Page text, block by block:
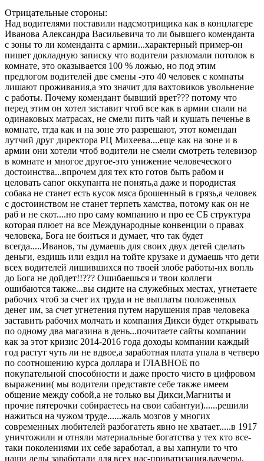
Отрицательные стороны:
Над водителями поставили надсмотрищика как в концлагере
Иванова Александра Васильевича то ли бывшего коменданта
с зоны то ли коменданта с армии...характерный пример-он
пишет докладную записку что водители разломали потолок в
комнате, это оказывается 100 % ложью, но под этим
предлогом водителей две смены -это 40 человек с комнаты
лишают проживания,а это значит для вахтовиков увольнение
с работы. Почему комендант бывший врет??? потому что
перед этим он хотел заставит чтоб все как в армии спали на
одинаковых матрасах, не смели пить чай и кушать печенье в
комнате, тгда как и на зоне это разрешают, этот комендан
лутчий друг директора РЦ Михеева....еще как на зоне и в
армии они хотели чтоб водители не смели смотреть телевизор
в комнате и многое другое-это унижение человеческого
достоинства...впрочем для тех кто готов быть рабом и
целовать сапог оккупанта не понять,а даже и породистая
собака не станет есть кусок мяса брошенный в грязь,а человек
с достоинством не станет терпеть хамства, потому как он не
раб и не скот....но про саму компанию и про ее СБ структура
которая плюет на все Международные конвенции о правах
человека, Бога не боиться и думает, что так будет
всегда.....Иванов, ты думаешь для своих двух детей сделать
деньги, ездишь или ездил на тойте крузаке и думаешь что дети
всех водителей лишившихся по твоей злобе работы-их вопль
до Бога не дойдет!!??? Ошибаешься и твои коллеги
ошибаются также...вы сидите на служебных местах, угнетаете
рабочих чтоб за счет их труда и не выплаты положенных
денег им, за счет угнетения путем нарушения прав человека
заставить рабочих молчать и компания Дикси будет открывать
по одному два магазина в день...почитаете сайты компании
как за этот кризис 2014-2016 года доходы компании каждый
год растут чуть ли не вдвое,а заработная плата упала в четверо
по соотношению курса доллара и ГЛАВНОЕ по
покупательной способности и даже просто чисто в цифровом
выражении( мы водители представте себе также имеем
общение между собой,а не только вы Дикси,Магниты и
прочие пятерочки собираетесь на свои сабантуи)......решили
нажиться на чужом труде......жаль мозгов у многих
современных любителей разбогатеть явно не хватает.....в 1917
уничтожили и отняли материальные богатства у тех кто все-
таки поколениями их себе заработал, а вы хапнули то что
наши деды заработали для всех нас-приватизация,ваучеры,